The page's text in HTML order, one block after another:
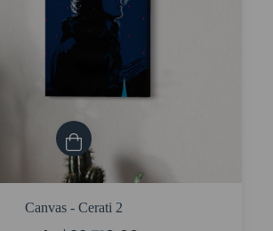
Canvas - Cerati 2